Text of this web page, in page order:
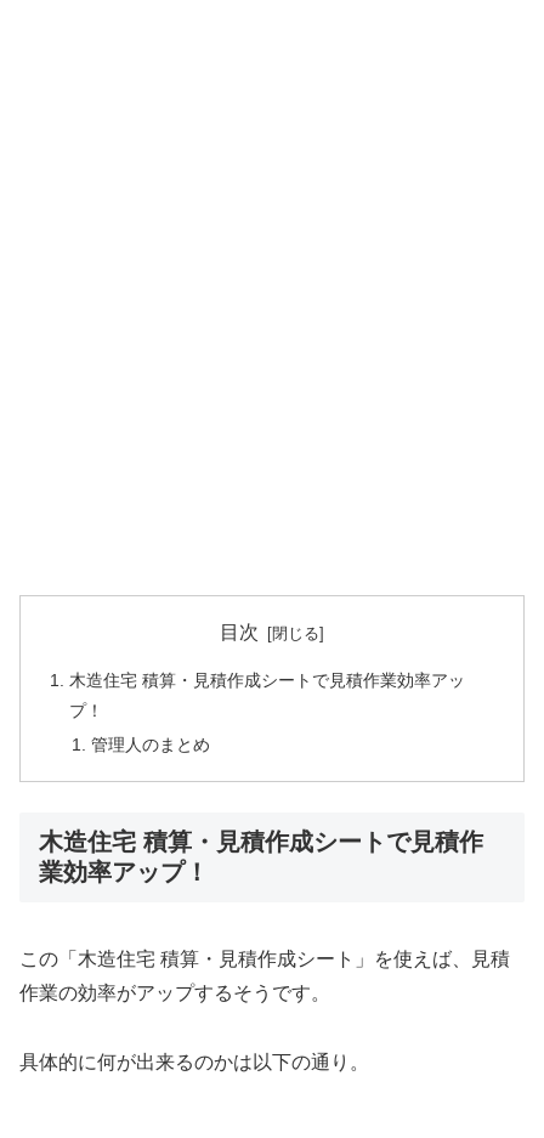
目次
木造住宅 積算・見積作成シートで見積作業効率アッ
プ！
管理人のまとめ
木造住宅 積算・見積作成シートで見積作
業効率アップ！
この「木造住宅 積算・見積作成シート」を使えば、見積
作業の効率がアップするそうです。
具体的に何が出来るのかは以下の通り。